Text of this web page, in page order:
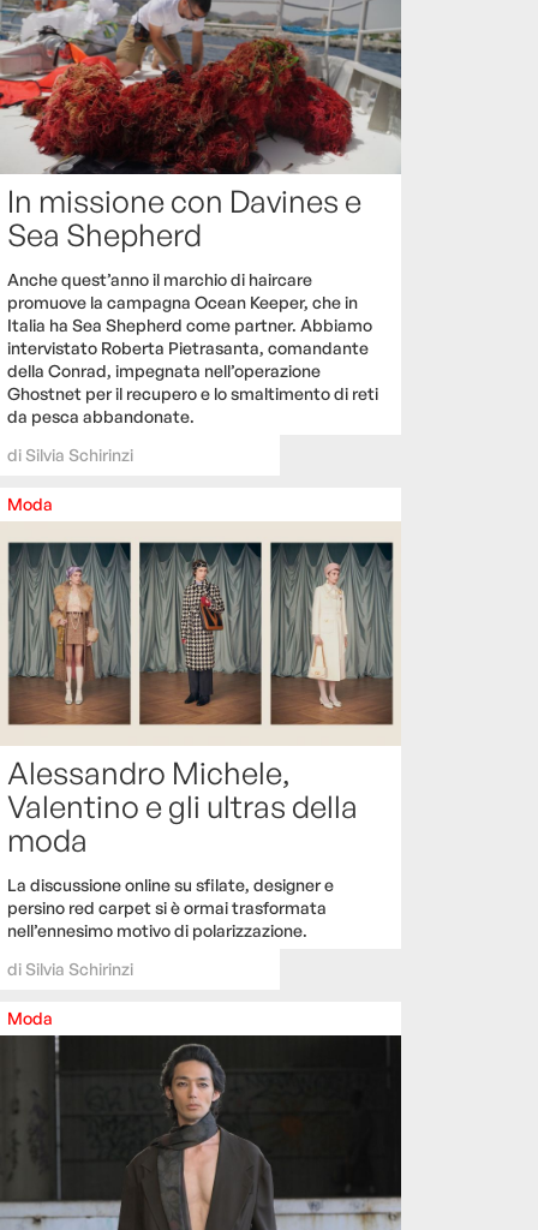
In missione con Davines e
Sea Shepherd
Anche quest’anno il marchio di haircare
promuove la campagna Ocean Keeper, che in
Italia ha Sea Shepherd come partner. Abbiamo
intervistato Roberta Pietrasanta, comandante
della Conrad, impegnata nell’operazione
Ghostnet per il recupero e lo smaltimento di reti
da pesca abbandonate.
diSilvia Schirinzi
Moda
Alessandro Michele,
Valentino e gli ultras della
moda
La discussione online su sfilate, designer e
persino red carpet si è ormai trasformata
nell’ennesimo motivo di polarizzazione.
diSilvia Schirinzi
Moda